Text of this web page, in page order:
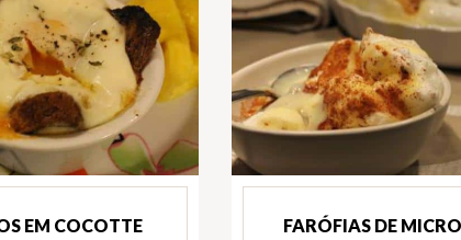
EM COCOTTE
FARÓFIAS DE